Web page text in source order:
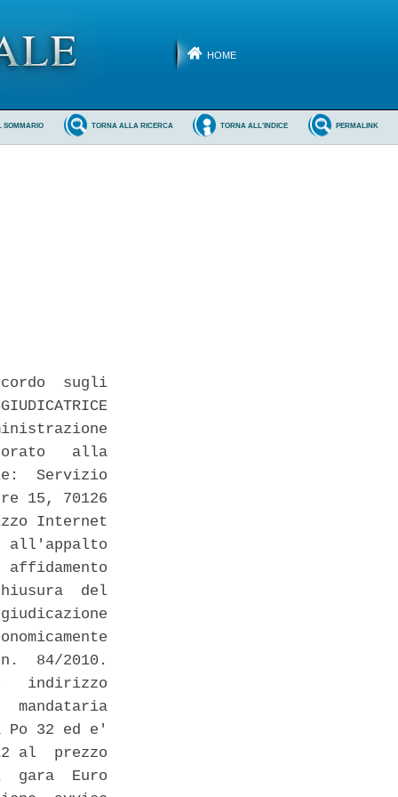
HOME
PERMALINK
TORNA ALL'INDICE
TORNA ALLA RICERCA
SOMMARIO
sugli
alla
Servizio
15, 70126
Internet
all'appalto
del
84/2010.
indirizzo
Po 32 ed e'
al  prezzo
gara  Euro